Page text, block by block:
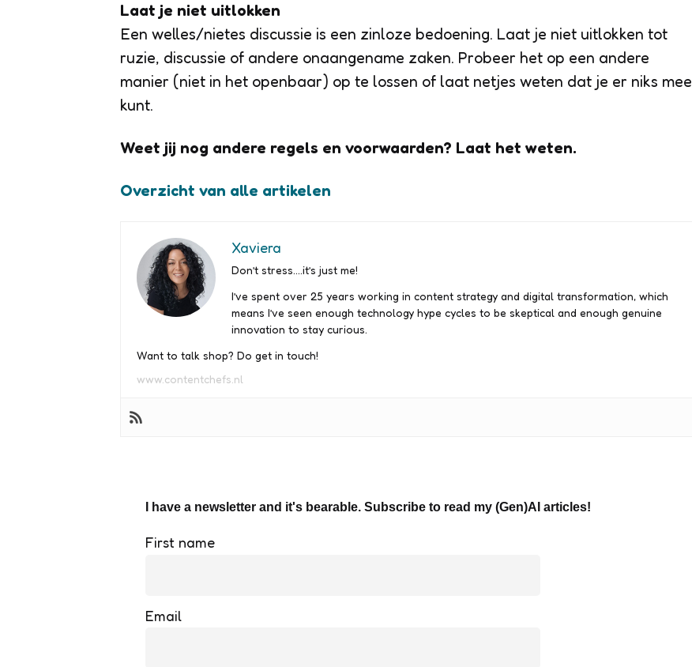
Laat je niet uitlokken
Een welles/nietes discussie is een zinloze bedoening. Laat je niet uitlokken tot
ruzie, discussie of andere onaangename zaken. Probeer het op een andere
manier (niet in het openbaar) op te lossen of laat netjes weten dat je er niks mee
kunt.
Weet jij nog andere regels en voorwaarden? Laat het weten.
Overzicht van alle artikelen
Xaviera
Don’t stress….it’s just me!
I’ve spent over 25 years working in content strategy and digital transformation, which
means I’ve seen enough technology hype cycles to be skeptical and enough genuine
innovation to stay curious.
Want to talk shop? Do get in touch!
www.contentchefs.nl
I have a newsletter and it's bearable. Subscribe to read my (Gen)AI articles!
First name
Email